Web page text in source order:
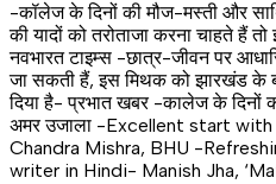
-कॉलेज के दिनों की मौज-मस्ती और
की यादों को तरोताजा करना चाहते हैं
नवभारत टाइम्स -छात्र-जीवन पर
जा सकती हैं, इस मिथक को झारखंड के
दिया है- प्रभात खबर -कालेज के दिनों
अमर उजाला -Excellent start
Chandra Mishra, BHU -
writer in Hindi- Manish Jha,